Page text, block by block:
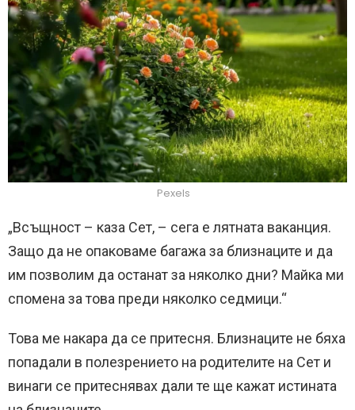
Pexels
„Всъщност – каза Сет, – сега е лятната ваканция.
Защо да не опаковаме багажа за близнаците и да
им позволим да останат за няколко дни? Майка ми
спомена за това преди няколко седмици.“
Това ме накара да се притесня. Близнаците не бяха
попадали в полезрението на родителите на Сет и
винаги се притеснявах дали те ще кажат истината